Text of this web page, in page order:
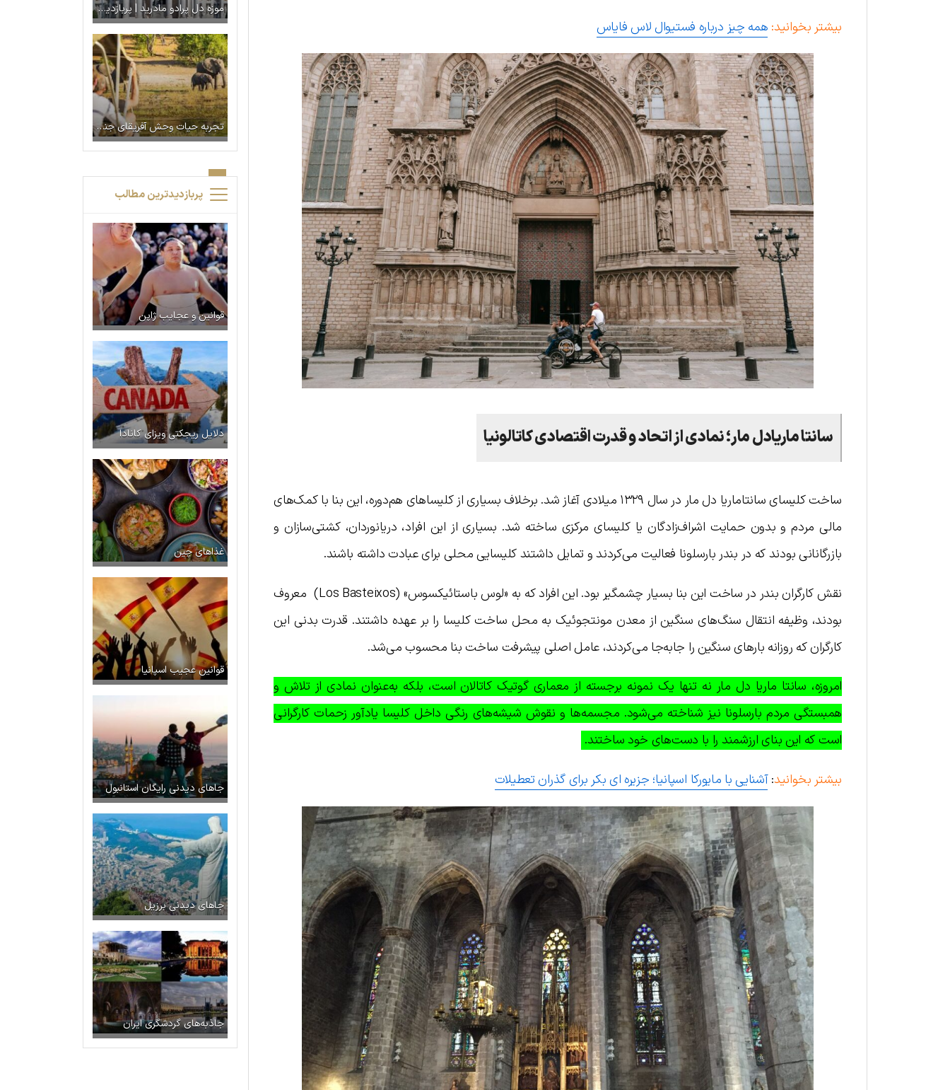
بیشتر بخوانید: همه چیز درباره فستیوال لاس فایاس
سانتا ماریادل مار؛ نمادی از اتحاد و قدرت اقتصادی کاتالونیا
ساخت کلیسای سانتاماریا دل مار در سال ۱۳۲۹ میلادی آغاز شد. برخلاف بسیاری از کلیساهای هم‌دوره، این بنا با کمک‌های
مالی مردم و بدون حمایت اشراف‌زادگان یا کلیسای مرکزی ساخته شد. بسیاری از این افراد، دریانوردان، کشتی‌سازان و
بازرگانانی بودند که در بندر بارسلونا فعالیت می‌کردند و تمایل داشتند کلیسایی محلی برای عبادت داشته باشند.
نقش کارگران بندر در ساخت این بنا بسیار چشمگیر بود. این افراد که به «لوس باستائیکسوس» (Los Basteixos) معروف
بودند، وظیفه انتقال سنگ‌های سنگین از معدن مونتجوئیک به محل ساخت کلیسا را بر عهده داشتند. قدرت بدنی این
کارگران که روزانه بارهای سنگین را جابه‌جا می‌کردند، عامل اصلی پیشرفت ساخت بنا محسوب می‌شد.
امروزه، سانتا ماریا دل مار نه تنها یک نمونه‌ برجسته از معماری گوتیک کاتالان است، بلکه به‌عنوان نمادی از تلاش و
همبستگی مردم بارسلونا نیز شناخته می‌شود. مجسمه‌ها و نقوش شیشه‌های رنگی داخل کلیسا یادآور زحمات کارگرانی
است که این بنای ارزشمند را با دست‌های خود ساختند.
بیشتر بخوانید:آشنایی با مایورکا اسپانیا؛ جزیره ای بکر برای گذران تعطیلات
موزه دل پرادو مادرید | پربازدیدترین موزه اسپانیا
تجربه حیات وحش آفریقای جنوبی در تعطیلات نوروز
پربازدیدترین مطالب
قوانین و عجایب ژاپن
دلایل ریجکتی ویزای کانادا
غذاهای چین
قوانین عجیب اسپانیا
جاهای دیدنی رایگان استانبول
جاهای دیدنی برزیل
جاذبه‌های گردشگری ایران